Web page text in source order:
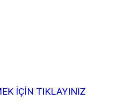
İÇİN TIKLAYINIZ